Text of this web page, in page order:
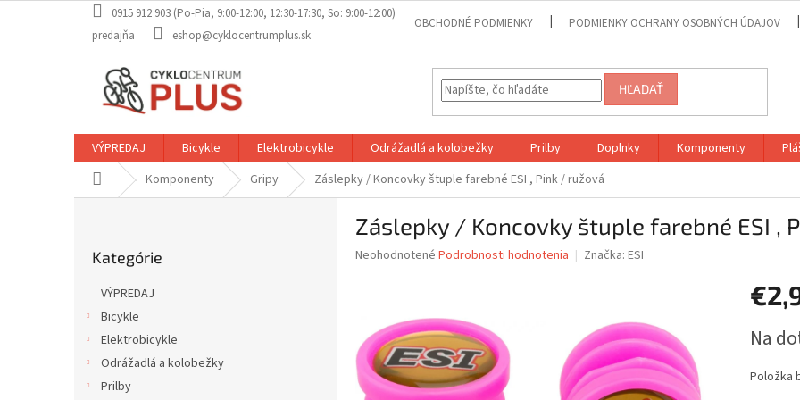
obsah
0915 912 903 (Po-Pia, 9:00-12:00, 12:30-17:30, So: 9:00-12:00)
predajňa
eshop@cyklocentrumplus.sk
OBCHODNÉ PODMIENKY PODMIENKY OCHRANY OSOBNÝCH ÚDAJOV
HĽADAŤ
VÝPREDAJ Bicykle Elektrobicykle Odrážadlá a kolobežky Prilby Doplnky Komponenty
DomovKomponenty Gripy Záslepky / Koncovky štuple farebné ESI , Pink / ružová
kategórie
Kategórie
VÝPREDAJ
Bicykle
Elektrobicykle
Odrážadlá a kolobežky
Prilby
Záslepky / Koncovky štuple farebné ESI ,
Priemerné
5
hviezdičiek.
Neohodnotené Podrobnosti hodnotenia Značka: ESI
cena:
Na
Položka